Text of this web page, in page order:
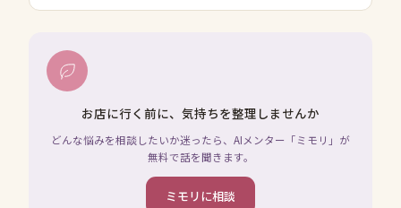
お店に行く前に、気持ちを整理しませんか
どんな悩みを相談したいか迷ったら、AIメンター「ミモリ」が
無料で話を聞きます。
ミモリに相談